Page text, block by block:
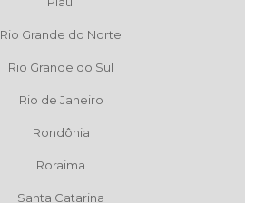
Rio Grande do Norte
Rio Grande do Sul
Rio de Janeiro
Rondônia
Roraima
Santa Catarina